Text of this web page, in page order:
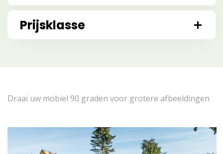
Prijsklasse
Draai uw mobiel 90 graden voor grotere afbeeldingen